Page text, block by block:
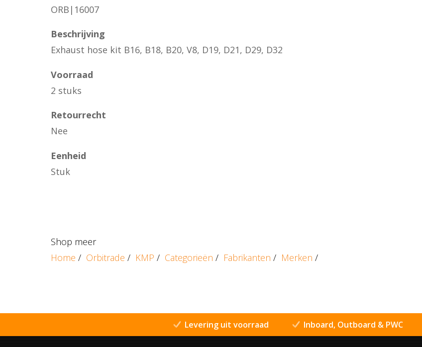
ORB|16007
Beschrijving
Exhaust hose kit B16, B18, B20, V8, D19, D21, D29, D32
Voorraad
2 stuks
Retourrecht
Nee
Eenheid
Stuk
Shop meer
Home / Orbitrade / KMP / Categorieën / Fabrikanten / Merken /
Levering uit voorraad Inboard, Outboard & PWC